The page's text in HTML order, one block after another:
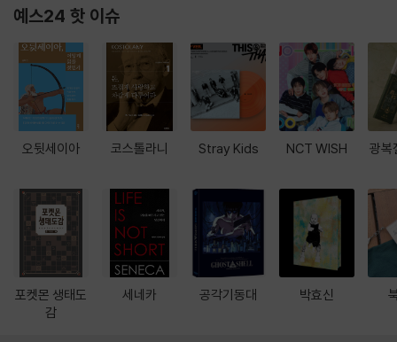
예스24 핫 이슈
오뒷세이아
포켓몬 생태도
감
코스톨라니
세네카
Stray Kids
공각기동대
NCT WISH
박효신
광복